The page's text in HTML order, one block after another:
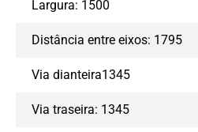
Largura: 1500
Distância entre eixos: 1795
Via dianteira1345
Via traseira: 1345